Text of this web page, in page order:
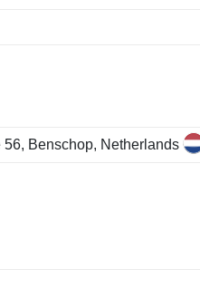
Benschop, Netherlands